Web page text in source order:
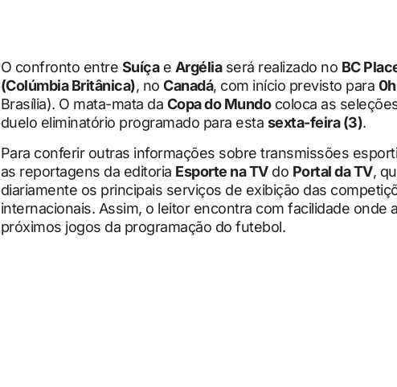
O confronto entre Suíçae Argéliaserá realizado no BC
(Colúmbia Britânica), no Canadá, com início previsto para
Brasília). O mata-mata da Copa do Mundocoloca as
duelo eliminatório programado para esta sexta-feira (3).
Para conferir outras informações sobre transmissões
as reportagens da editoria Esporte na TVdo Portal da TV,
diariamente os principais serviços de exibição das
internacionais. Assim, o leitor encontra com facilidade onde
próximos jogos da programação do futebol.